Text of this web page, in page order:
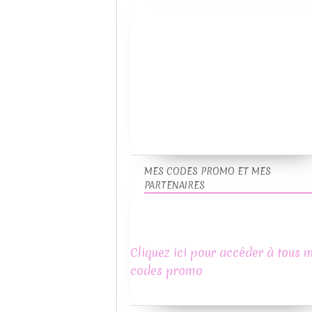
MES CODES PROMO ET MES
PARTENAIRES
Cliquez ici pour accéder à tous
codes promo